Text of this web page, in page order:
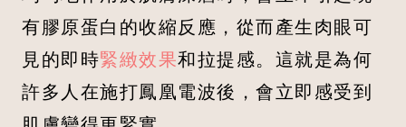
有膠原蛋白的收縮反應，從而產生肉眼可
見的即時緊緻效果和拉提感。這就是為何
許多人在施打鳳凰電波後，會立即感受到